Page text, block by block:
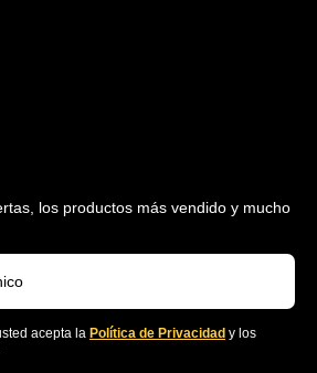
los productos más vendido y mucho
acepta la Política de Privacidad y los